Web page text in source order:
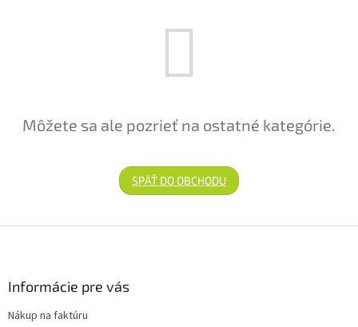
Môžete sa ale pozrieť na ostatné kategórie.
SPÄŤ DO OBCHODU
Informácie pre vás
Nákup na faktúru